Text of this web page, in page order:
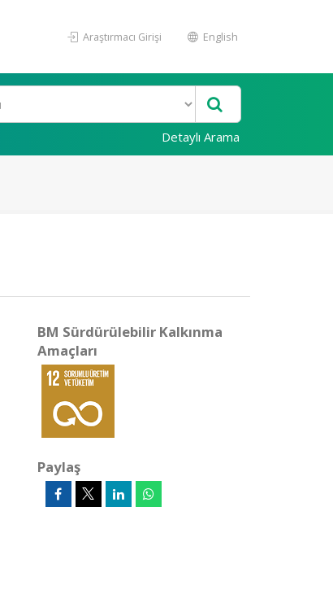
Araştırmacı Girişi English
Detaylı Arama
BM Sürdürülebilir Kalkınma
Amaçları
Paylaş